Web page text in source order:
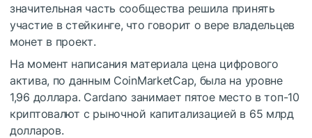
значительная часть сообщества решила принять
участие в стейкинге, что говорит о вере владельцев
монет в проект.
На момент написания материала цена цифрового
актива, по данным CoinMarketCap, была на уровне
1,96 доллара. Cardano занимает пятое место в топ-10
криптовалют с рыночной капитализацией в 65 млрд
долларов.